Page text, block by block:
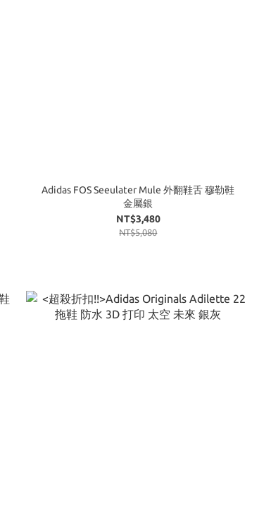
Adidas FOS Seeulater Mule 外翻鞋舌 穆勒鞋
金屬銀
NT$3,480
NT$5,080